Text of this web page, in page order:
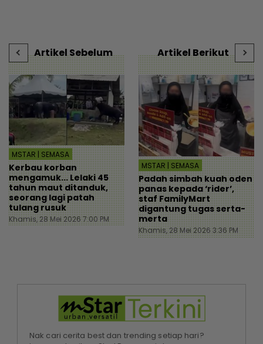
Artikel Sebelum
MSTAR | SEMASA
Kerbau korban
mengamuk... Lelaki 45
tahun maut ditanduk,
seorang lagi patah
tulang rusuk
Khamis, 28 Mei 2026 7:00 PM
Artikel Berikut
MSTAR | SEMASA
Padah simbah kuah oden
panas kepada ‘rider’,
staf FamilyMart
digantung tugas serta-
merta
Khamis, 28 Mei 2026 3:36 PM
Nak cari cerita best dan trending setiap hari?